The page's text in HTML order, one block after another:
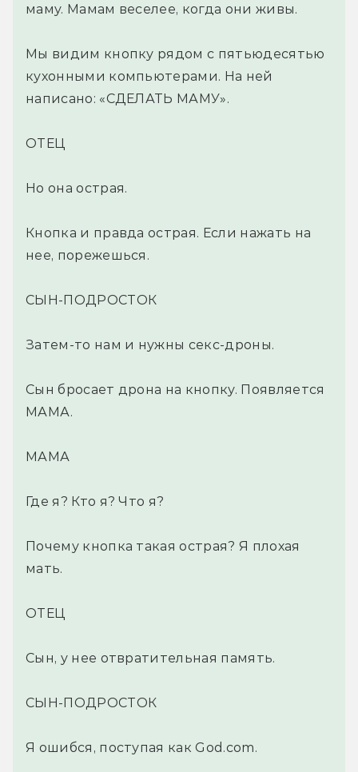
маму. Мамам веселее, когда они живы.
Мы видим кнопку рядом с пятьюдесятью
кухонными компьютерами. На ней
написано: «СДЕЛАТЬ МАМУ».
ОТЕЦ
Но она острая.
Кнопка и правда острая. Если нажать на
нее, порежешься.
СЫН-ПОДРОСТОК
Затем-то нам и нужны секс-дроны.
Сын бросает дрона на кнопку. Появляется
МАМА.
МАМА
Где я? Кто я? Что я?
Почему кнопка такая острая? Я плохая
мать.
ОТЕЦ
Сын, у нее отвратительная память.
СЫН-ПОДРОСТОК
Я ошибся, поступая как God.com.